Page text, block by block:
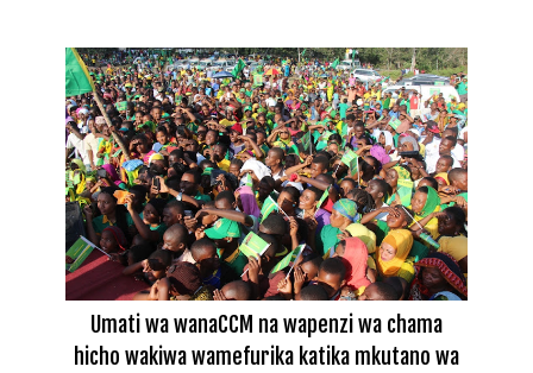
Umati wa wanaCCM na wapenzi wa chama
hicho wakiwa wamefurika katika mkutano wa